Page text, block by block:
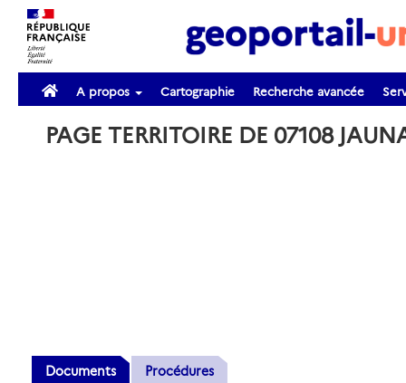
A propos Cartographie Recherche avancée
PAGE TERRITOIRE DE 07108
Documents Procédures